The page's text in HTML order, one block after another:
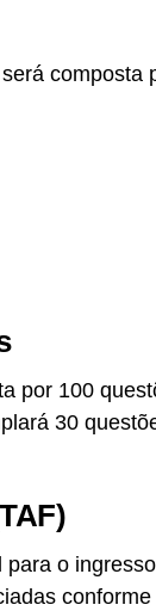
composta
por 100
30
o